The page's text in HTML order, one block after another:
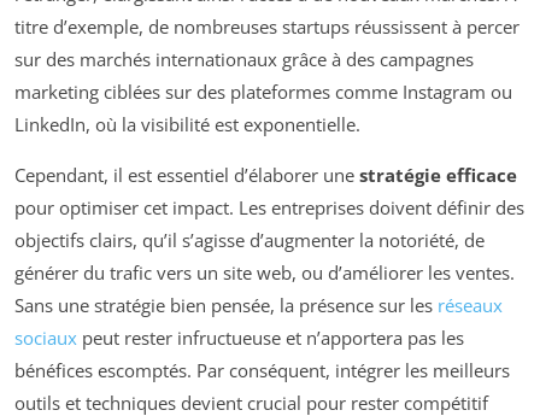
titre d’exemple, de nombreuses startups réussissent à percer
sur des marchés internationaux grâce à des campagnes
marketing ciblées sur des plateformes comme Instagram ou
LinkedIn, où la visibilité est exponentielle.
Cependant, il est essentiel d’élaborer une stratégie efficace
pour optimiser cet impact. Les entreprises doivent définir des
objectifs clairs, qu’il s’agisse d’augmenter la notoriété, de
générer du trafic vers un site web, ou d’améliorer les ventes.
Sans une stratégie bien pensée, la présence sur les réseaux
sociaux peut rester infructueuse et n’apportera pas les
bénéfices escomptés. Par conséquent, intégrer les meilleurs
outils et techniques devient crucial pour rester compétitif